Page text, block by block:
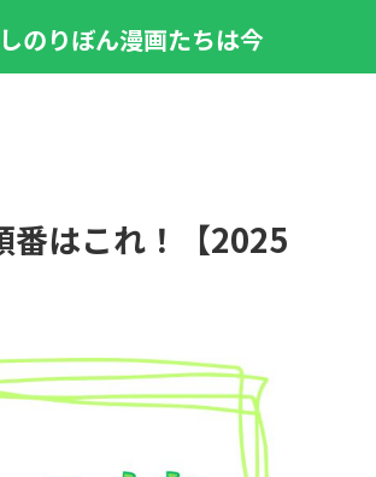
のりぼん漫画たちは今
番はこれ！【2025